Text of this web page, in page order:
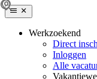
Werkzoekend
Direct
Inloggen
Alle